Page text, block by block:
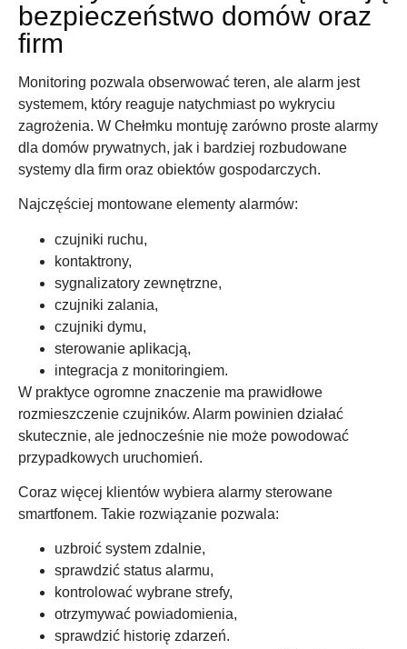
bezpieczeństwo domów oraz
firm
Monitoring pozwala obserwować teren, ale alarm jest
systemem, który reaguje natychmiast po wykryciu
zagrożenia. W Chełmku montuję zarówno proste alarmy
dla domów prywatnych, jak i bardziej rozbudowane
systemy dla firm oraz obiektów gospodarczych.
Najczęściej montowane elementy alarmów:
czujniki ruchu,
kontaktrony,
sygnalizatory zewnętrzne,
czujniki zalania,
czujniki dymu,
sterowanie aplikacją,
integracja z monitoringiem.
W praktyce ogromne znaczenie ma prawidłowe
rozmieszczenie czujników. Alarm powinien działać
skutecznie, ale jednocześnie nie może powodować
przypadkowych uruchomień.
Coraz więcej klientów wybiera alarmy sterowane
smartfonem. Takie rozwiązanie pozwala:
uzbroić system zdalnie,
sprawdzić status alarmu,
kontrolować wybrane strefy,
otrzymywać powiadomienia,
sprawdzić historię zdarzeń.